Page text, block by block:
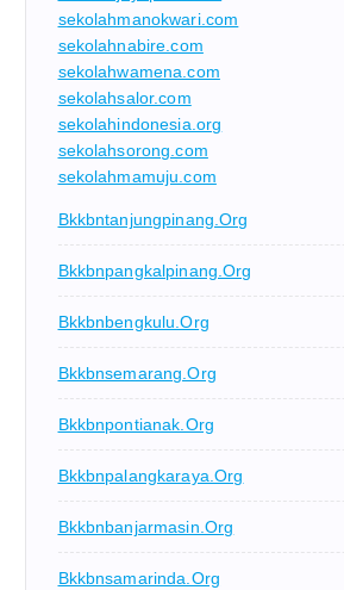
sekolahmanokwari.com
sekolahnabire.com
sekolahwamena.com
sekolahsalor.com
sekolahindonesia.org
sekolahsorong.com
sekolahmamuju.com
Bkkbntanjungpinang.org
Bkkbnpangkalpinang.org
Bkkbnbengkulu.org
Bkkbnsemarang.org
Bkkbnpontianak.org
Bkkbnpalangkaraya.org
Bkkbnbanjarmasin.org
Bkkbnsamarinda.org